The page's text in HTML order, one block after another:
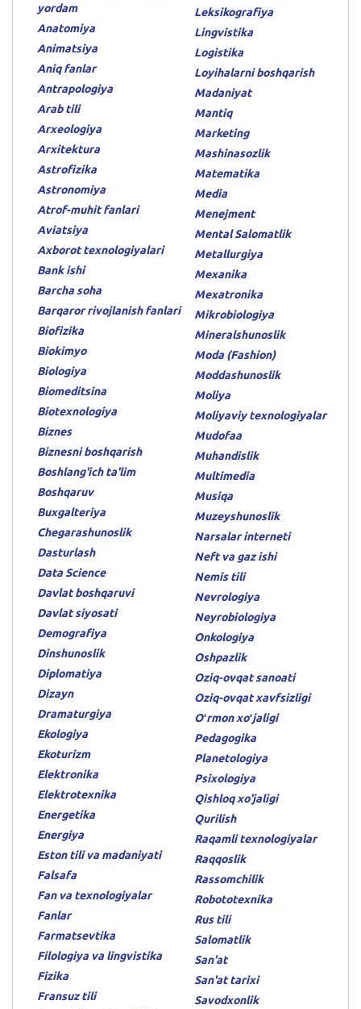
yordam
Anatomiya
Animatsiya
Aniq fanlar
Antrapologiya
Arab tili
Arxeologiya
Arxitektura
Astrofizika
Astronomiya
Atrof-muhit fanlari
Aviatsiya
Axborot texnologiyalari
Bank ishi
Barcha soha
Barqaror rivojlanish fanlari
Biofizika
Biokimyo
Biologiya
Biomeditsina
Biotexnologiya
Biznes
Biznesni boshqarish
Boshlang'ich ta'lim
Boshqaruv
Buxgalteriya
Chegarashunoslik
Dasturlash
Data Science
Davlat boshqaruvi
Davlat siyosati
Demografiya
Dinshunoslik
Diplomatiya
Dizayn
Dramaturgiya
Ekologiya
Ekoturizm
Elektronika
Elektrotexnika
Energetika
Energiya
Eston tili va madaniyati
Falsafa
Fan va texnologiyalar
Fanlar
Farmatsevtika
Filologiya va lingvistika
Fizika
Fransuz tili
Leksikografiya
Lingvistika
Logistika
Loyihalarni boshqarish
Madaniyat
Mantiq
Marketing
Mashinasozlik
Matematika
Media
Menejment
Mental Salomatlik
Metallurgiya
Mexanika
Mexatronika
Mikrobiologiya
Mineralshunoslik
Moda (Fashion)
Moddashunoslik
Moliya
Moliyaviy texnologiyalar
Mudofaa
Muhandislik
Multimedia
Musiqa
Muzeyshunoslik
Narsalar interneti
Neft va gaz ishi
Nemis tili
Nevrologiya
Neyrobiologiya
Onkologiya
Oshpazlik
Oziq-ovqat sanoati
Oziq-ovqat xavfsizligi
Oʻrmon xoʻjaligi
Pedagogika
Planetologiya
Psixologiya
Qishloq xo'jaligi
Qurilish
Raqamli texnologiyalar
Raqqoslik
Rassomchilik
Robototexnika
Rus tili
Salomatlik
San'at
San'at tarixi
Savodxonlik